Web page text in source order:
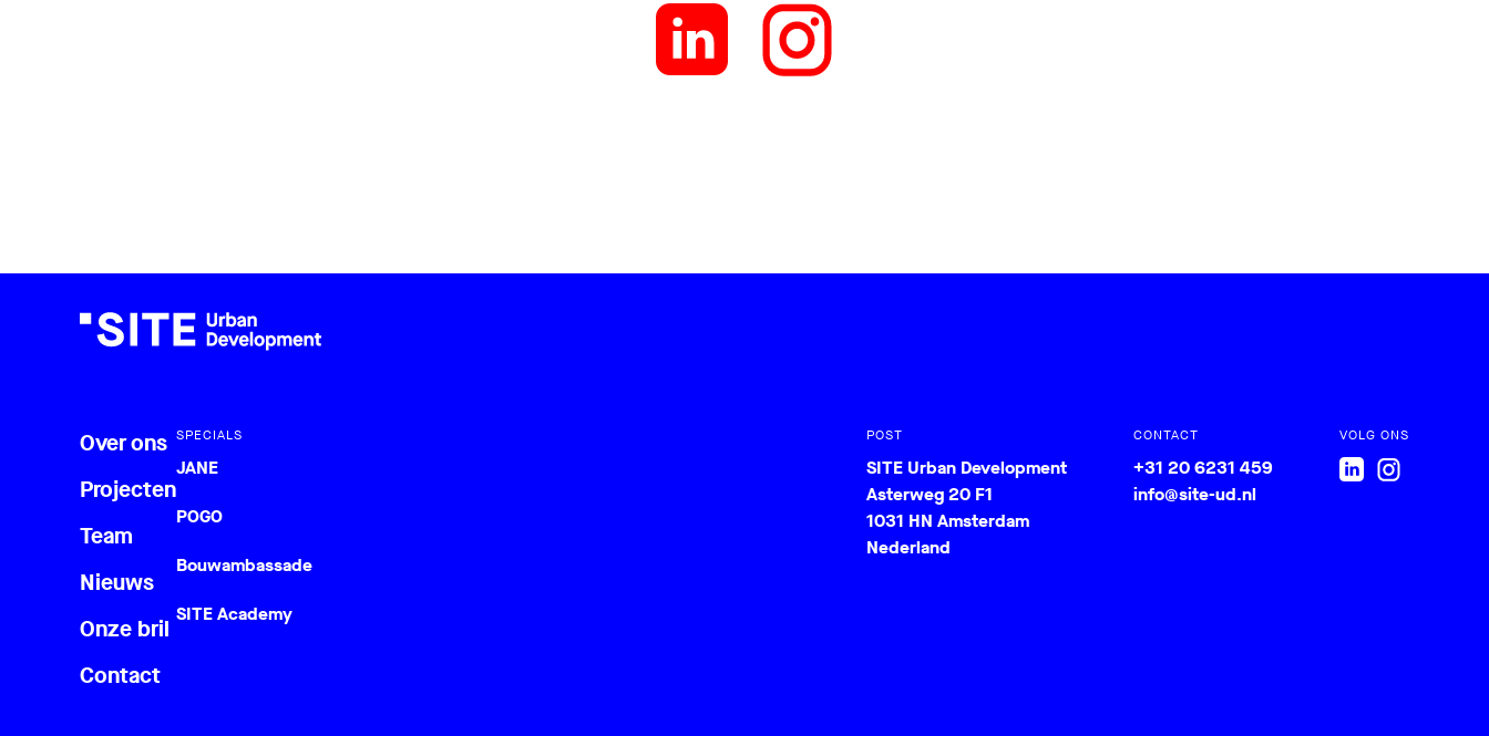
Over ons
Projecten
Team
Nieuws
Onze bril
Contact
SPECIALS
JANE
POGO
Bouwambassade
SITE Academy
POST
SITE Urban Development
Asterweg 20 F1
1031 HN Amsterdam
Nederland
CONTACT
+31 20 6231 459
info@site-ud.nl
VOLG ONS